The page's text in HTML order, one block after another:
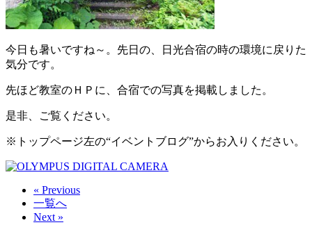
今日も暑いですね～。先日の、日光合宿の時の環境に戻りた
気分です。
先ほど教室のＨＰに、合宿での写真を掲載しました。
是非、ご覧ください。
※トップページ左の“イベントブログ”からお入りください。
« Previous
一覧へ
Next »